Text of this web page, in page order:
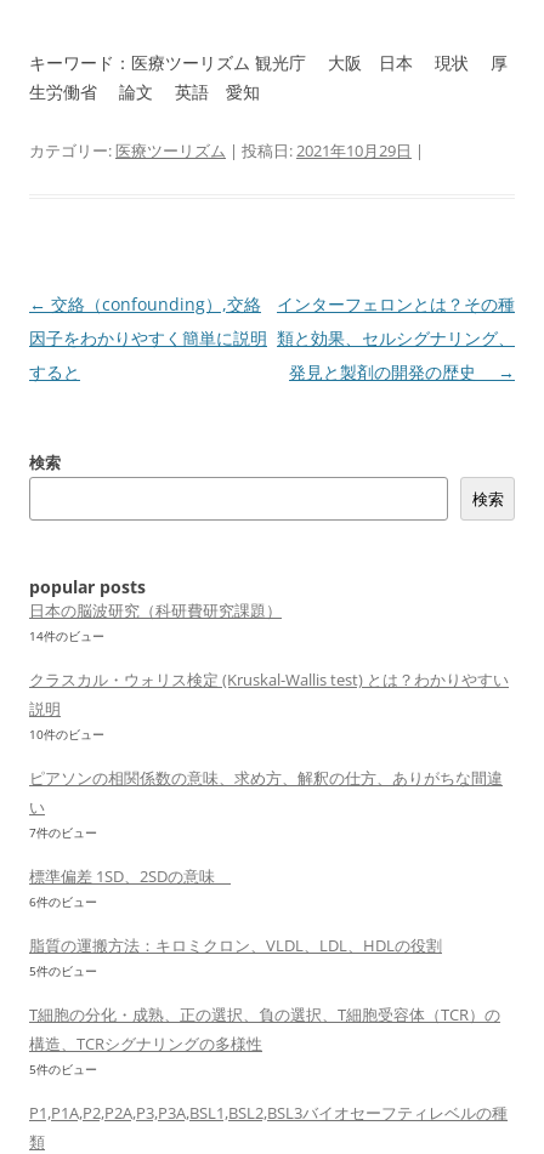
キーワード：医療ツーリズム 観光庁 大阪 日本 現状 厚
生労働省 論文 英語 愛知
カテゴリー:医療ツーリズム | 投稿日:2021年10月29日 |
投
稿
ナ
ー
← 交絡（confounding）,交絡
因子をわかりやすく簡単に説明
すると
インターフェロンとは？その種
類と効果、セルシグナリング、
発見と製剤の開発の歴史
→
検索
検索
popular posts
日本の脳波研究（科研費研究課題）
14件のビュー
クラスカル・ウォリス検定 (Kruskal-Wallis test) とは？わかりやすい
説明
10件のビュー
ピアソンの相関係数の意味、求め方、解釈の仕方、ありがちな間違
い
7件のビュー
標準偏差 1SD、2SDの意味
6件のビュー
脂質の運搬方法：キロミクロン、VLDL、LDL、HDLの役割
5件のビュー
T細胞の分化・成熟、正の選択、負の選択、T細胞受容体（TCR）の
構造、TCRシグナリングの多様性
5件のビュー
P1,P1A,P2,P2A,P3,P3A,BSL1,BSL2,BSL3バイオセーフティレベルの種
類